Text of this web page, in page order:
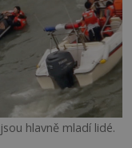
hlavně mladí lidé.